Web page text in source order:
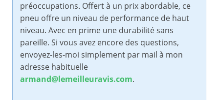
préoccupations. Offert à un prix abordable, ce
pneu offre un niveau de performance de haut
niveau. Avec en prime une durabilité sans
pareille. Si vous avez encore des questions,
envoyez-les-moi simplement par mail à mon
adresse habituelle
armand@lemeilleuravis.com.